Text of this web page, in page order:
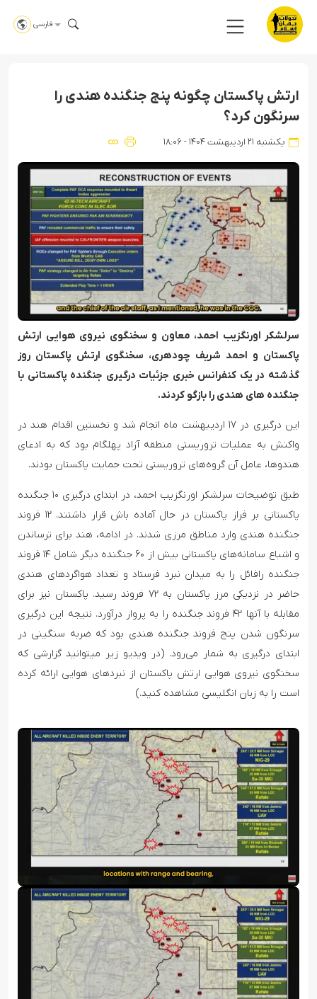
فارسی
ارتش پاکستان چگونه پنج جنگنده هندی را
سرنگون کرد؟
یکشنبه ۲۱ اردیبهشت ۱۴۰۴ - ۱۸:۰۶
سرلشکر اورنگزیب احمد، معاون و سخنگوی نیروی هوایی ارتش
پاکستان و احمد شریف چودهری، سخنگوی ارتش پاکستان روز
گذشته در یک کنفرانس خبری جزئیات درگیری جنگنده پاکستانی با
جنگنده های هندی را بازگو کردند.
این درگیری در ۱۷ اردیبهشت ماه انجام شد و نخستین اقدام هند در
واکنش به عملیات تروریستی منطقه آزاد پهلگام بود که به ادعای
هندوها، عامل آن گروه‌های تروریستی تحت حمایت پاکستان بودند.
طبق توضیحات سرلشکر اورنگزیب احمد، در ابتدای درگیری ۱۰ جنگنده
پاکستانی بر فراز پاکستان در حال آماده باش قرار داشتند. ۱۲ فروند
جنگنده هندی وارد مناطق مرزی شدند. در ادامه، هند برای ترساندن
و اشباع سامانه‌های پاکستانی بیش از ۶۰ جنگنده دیگر شامل ۱۴ فروند
جنگنده رافائل را به میدان نبرد فرستاد و تعداد هواگردهای هندی
حاضر در نزدیکی مرز پاکستان به ۷۲ فروند رسید. پاکستان نیز برای
مقابله با آنها ۴۲ فروند جنگنده را به پرواز درآورد. نتیجه این درگیری
سرنگون شدن پنج فروند جنگنده هندی بود که ضربه سنگینی در
ابتدای درگیری به شمار می‌رود. (در ویدیو زیر میتوانید گزارشی که
سخنگوی نیروی هوایی ارتش پاکستان از نبردهای هوایی ارائه کرده
است را به زبان انگلیسی مشاهده کنید.)